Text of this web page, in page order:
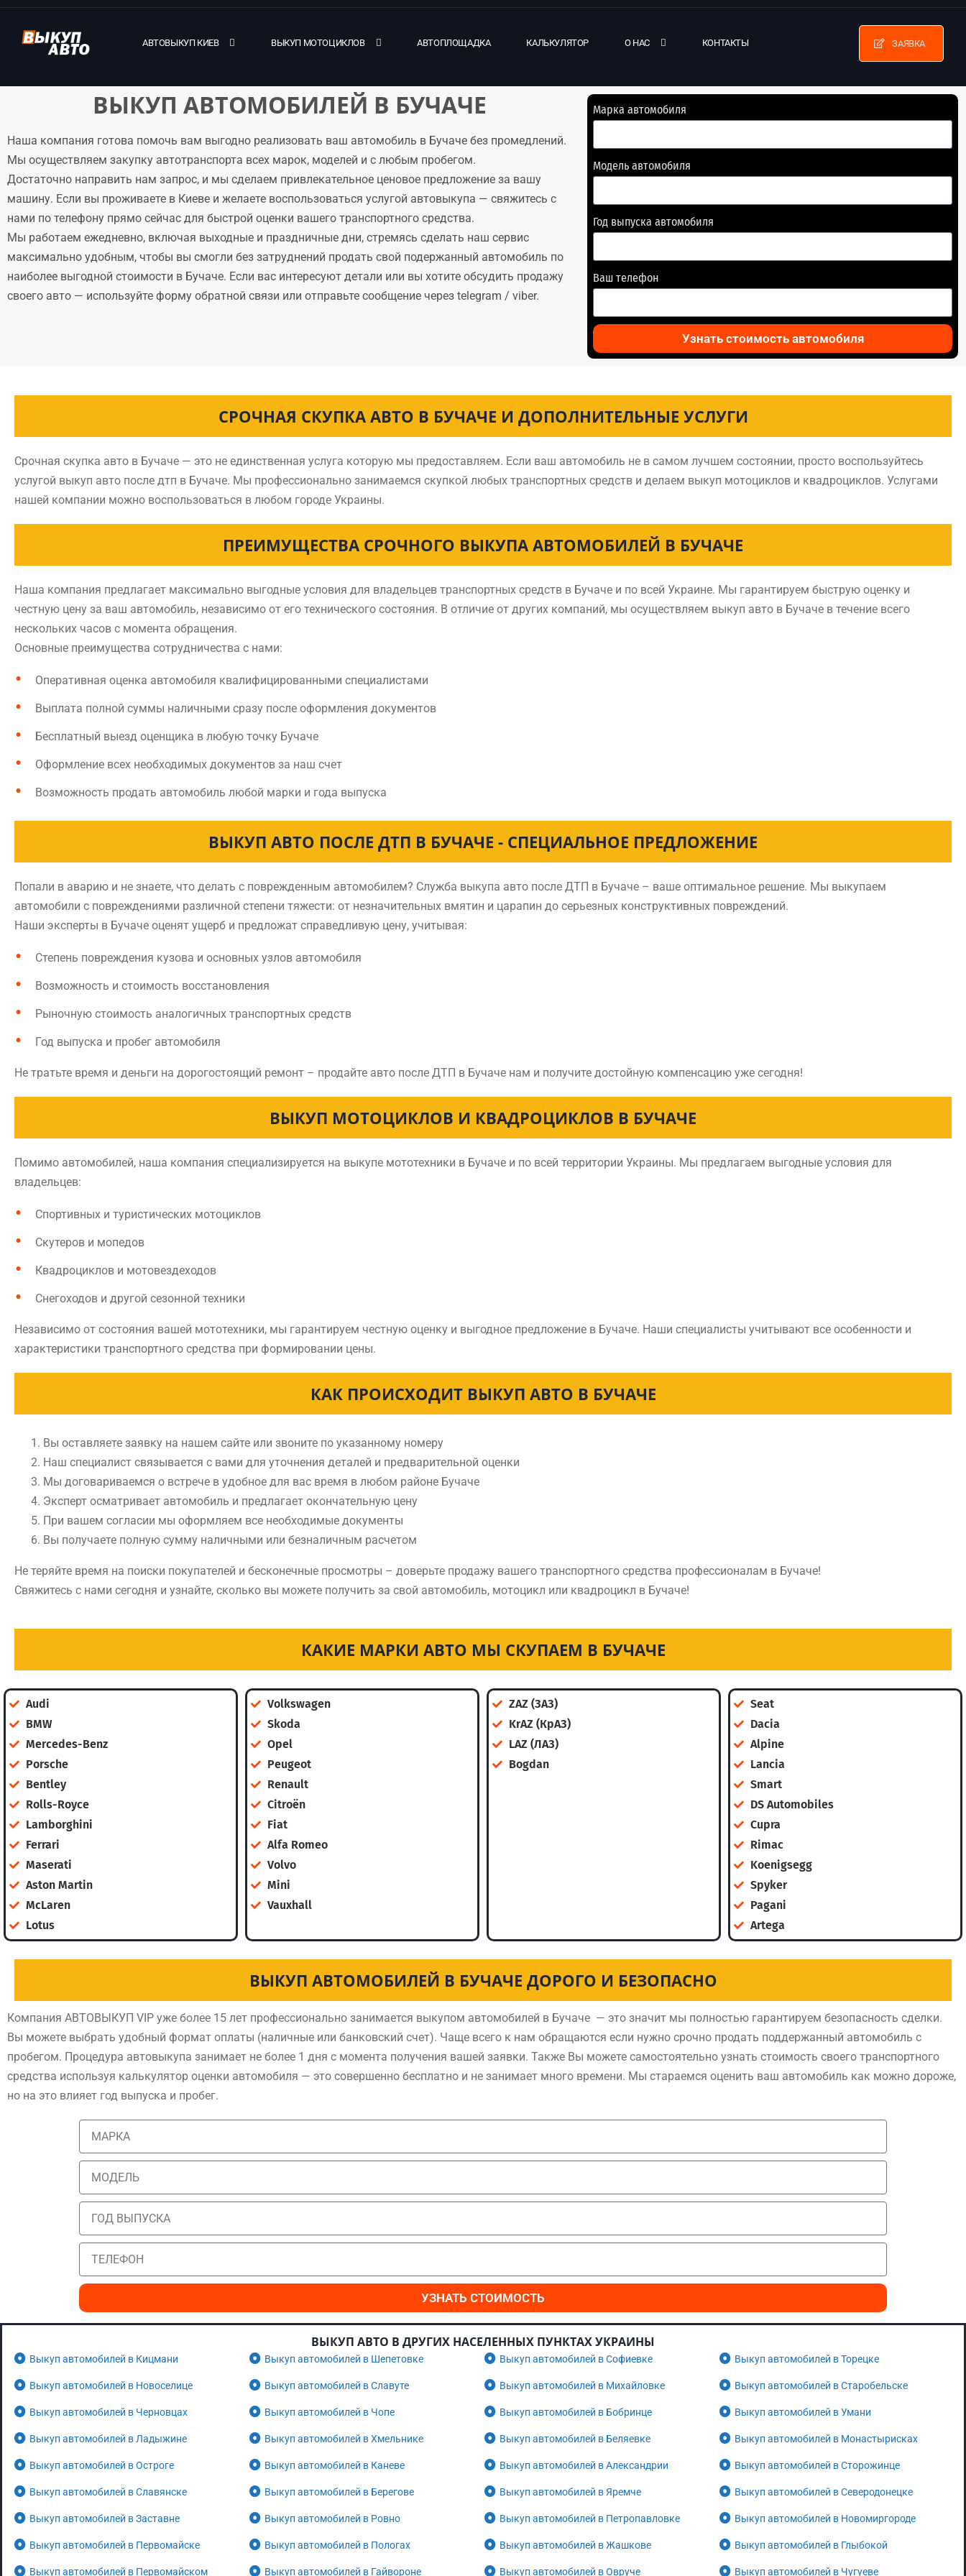
АВТОВЫКУП КИЕВ ВЫКУП МОТОЦИКЛОВ АВТОПЛОЩАДКА КАЛЬКУЛЯТОР О НАС КОНТАКТЫ ЗАЯВКА
ВЫКУП АВТОМОБИЛЕЙ В БУЧАЧЕ
Наша компания готова помочь вам выгодно реализовать ваш автомобиль в Бучаче без промедлений.
Мы осуществляем закупку автотранспорта всех марок, моделей и с любым пробегом.
Достаточно направить нам запрос, и мы сделаем привлекательное ценовое предложение за вашу
машину. Если вы проживаете в Киеве и желаете воспользоваться услугой автовыкупа — свяжитесь с
нами по телефону прямо сейчас для быстрой оценки вашего транспортного средства.
Мы работаем ежедневно, включая выходные и праздничные дни, стремясь сделать наш сервис
максимально удобным, чтобы вы смогли без затруднений продать свой подержанный автомобиль по
наиболее выгодной стоимости в Бучаче. Если вас интересуют детали или вы хотите обсудить продажу
своего авто — используйте форму обратной связи или отправьте сообщение через telegram / viber.
Марка автомобиля
Модель автомобиля
Год выпуска автомобиля
Ваш телефон
Узнать стоимость автомобиля
СРОЧНАЯ СКУПКА АВТО В БУЧАЧЕ И ДОПОЛНИТЕЛЬНЫЕ УСЛУГИ
Срочная скупка авто в Бучаче — это не единственная услуга которую мы предоставляем. Если ваш автомобиль не в самом лучшем состоянии, просто воспользуйтесь
услугой выкуп авто после дтп в Бучаче. Мы профессионально занимаемся скупкой любых транспортных средств и делаем выкуп мотоциклов и квадроциклов. Услугами
нашей компании можно воспользоваться в любом городе Украины.
ПРЕИМУЩЕСТВА СРОЧНОГО ВЫКУПА АВТОМОБИЛЕЙ В БУЧАЧЕ
Наша компания предлагает максимально выгодные условия для владельцев транспортных средств в Бучаче и по всей Украине. Мы гарантируем быструю оценку и
честную цену за ваш автомобиль, независимо от его технического состояния. В отличие от других компаний, мы осуществляем выкуп авто в Бучаче в течение всего
нескольких часов с момента обращения.
Основные преимущества сотрудничества с нами:
Оперативная оценка автомобиля квалифицированными специалистами
Выплата полной суммы наличными сразу после оформления документов
Бесплатный выезд оценщика в любую точку Бучаче
Оформление всех необходимых документов за наш счет
Возможность продать автомобиль любой марки и года выпуска
ВЫКУП АВТО ПОСЛЕ ДТП В БУЧАЧЕ - СПЕЦИАЛЬНОЕ ПРЕДЛОЖЕНИЕ
Попали в аварию и не знаете, что делать с поврежденным автомобилем? Служба выкупа авто после ДТП в Бучаче – ваше оптимальное решение. Мы выкупаем
автомобили с повреждениями различной степени тяжести: от незначительных вмятин и царапин до серьезных конструктивных повреждений.
Наши эксперты в Бучаче оценят ущерб и предложат справедливую цену, учитывая:
Степень повреждения кузова и основных узлов автомобиля
Возможность и стоимость восстановления
Рыночную стоимость аналогичных транспортных средств
Год выпуска и пробег автомобиля
Не тратьте время и деньги на дорогостоящий ремонт – продайте авто после ДТП в Бучаче нам и получите достойную компенсацию уже сегодня!
ВЫКУП МОТОЦИКЛОВ И КВАДРОЦИКЛОВ В БУЧАЧЕ
Помимо автомобилей, наша компания специализируется на выкупе мототехники в Бучаче и по всей территории Украины. Мы предлагаем выгодные условия для
владельцев:
Спортивных и туристических мотоциклов
Скутеров и мопедов
Квадроциклов и мотовездеходов
Снегоходов и другой сезонной техники
Независимо от состояния вашей мототехники, мы гарантируем честную оценку и выгодное предложение в Бучаче. Наши специалисты учитывают все особенности и
характеристики транспортного средства при формировании цены.
КАК ПРОИСХОДИТ ВЫКУП АВТО В БУЧАЧЕ
Вы оставляете заявку на нашем сайте или звоните по указанному номеру
Наш специалист связывается с вами для уточнения деталей и предварительной оценки
Мы договариваемся о встрече в удобное для вас время в любом районе Бучаче
Эксперт осматривает автомобиль и предлагает окончательную цену
При вашем согласии мы оформляем все необходимые документы
Вы получаете полную сумму наличными или безналичным расчетом
Не теряйте время на поиски покупателей и бесконечные просмотры – доверьте продажу вашего транспортного средства профессионалам в Бучаче!
Свяжитесь с нами сегодня и узнайте, сколько вы можете получить за свой автомобиль, мотоцикл или квадроцикл в Бучаче!
КАКИЕ МАРКИ АВТО МЫ СКУПАЕМ В БУЧАЧЕ
Audi
BMW
Mercedes-Benz
Porsche
Bentley
Rolls-Royce
Lamborghini
Ferrari
Maserati
Aston Martin
McLaren
Lotus
Volkswagen
Skoda
Opel
Peugeot
Renault
Citroën
Fiat
Alfa Romeo
Volvo
Mini
Vauxhall
ZAZ (ЗАЗ)
KrAZ (КрАЗ)
LAZ (ЛАЗ)
Bogdan
Seat
Dacia
Alpine
Lancia
Smart
DS Automobiles
Cupra
Rimac
Koenigsegg
Spyker
Pagani
Artega
ВЫКУП АВТОМОБИЛЕЙ В БУЧАЧЕ ДОРОГО И БЕЗОПАСНО
Компания АВТОВЫКУП VIP уже более 15 лет профессионально занимается выкупом автомобилей в Бучаче — это значит мы полностью гарантируем безопасность сделки.
Вы можете выбрать удобный формат оплаты (наличные или банковский счет). Чаще всего к нам обращаются если нужно срочно продать поддержанный автомобиль с
пробегом. Процедура автовыкупа занимает не более 1 дня с момента получения вашей заявки. Также Вы можете самостоятельно узнать стоимость своего транспортного
средства используя калькулятор оценки автомобиля — это совершенно бесплатно и не занимает много времени. Мы стараемся оценить ваш автомобиль как можно дороже,
но на это влияет год выпуска и пробег.
УЗНАТЬ СТОИМОСТЬ
ВЫКУП АВТО В ДРУГИХ НАСЕЛЕННЫХ ПУНКТАХ УКРАИНЫ
Выкуп автомобилей в Кицмани Выкуп автомобилей в Шепетовке Выкуп автомобилей в Софиевке Выкуп автомобилей в Торецке
Выкуп автомобилей в Новоселице Выкуп автомобилей в Славуте Выкуп автомобилей в Михайловке Выкуп автомобилей в Старобельске
Выкуп автомобилей в Черновцах Выкуп автомобилей в Чопе Выкуп автомобилей в Бобринце Выкуп автомобилей в Умани
Выкуп автомобилей в Ладыжине Выкуп автомобилей в Хмельнике Выкуп автомобилей в Беляевке Выкуп автомобилей в Монастырисках
Выкуп автомобилей в Остроге Выкуп автомобилей в Каневе Выкуп автомобилей в Александрии Выкуп автомобилей в Сторожинце
Выкуп автомобилей в Славянске Выкуп автомобилей в Берегове Выкуп автомобилей в Яремче Выкуп автомобилей в Северодонецке
Выкуп автомобилей в Заставне Выкуп автомобилей в Ровно Выкуп автомобилей в Петропавловке Выкуп автомобилей в Новомиргороде
Выкуп автомобилей в Первомайске Выкуп автомобилей в Пологах Выкуп автомобилей в Жашкове Выкуп автомобилей в Глыбокой
Выкуп автомобилей в Первомайском Выкуп автомобилей в Гайвороне Выкуп автомобилей в Овруче Выкуп автомобилей в Чугуеве